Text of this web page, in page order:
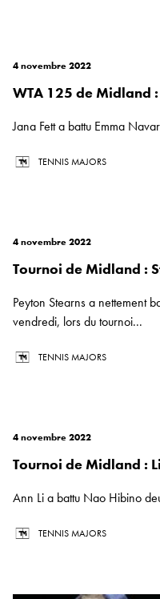
4 novembre 2022
WTA 125 de Midland
Jana Fett a battu Emma
TENNIS MAJORS
4 novembre 2022
Tournoi de Midland :
Peyton Stearns a nettement
vendredi, lors du tournoi...
TENNIS MAJORS
4 novembre 2022
Tournoi de Midland :
Ann Li a battu Nao Hibino
TENNIS MAJORS